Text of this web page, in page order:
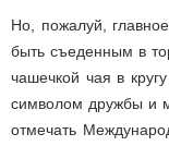
Но, пожалуй,
быть съеденным в
чашечкой чая в
символом дружбы и
отмечать